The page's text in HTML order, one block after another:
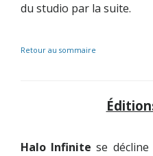
du studio par la suite.
Retour au sommaire
Halo Infinite se